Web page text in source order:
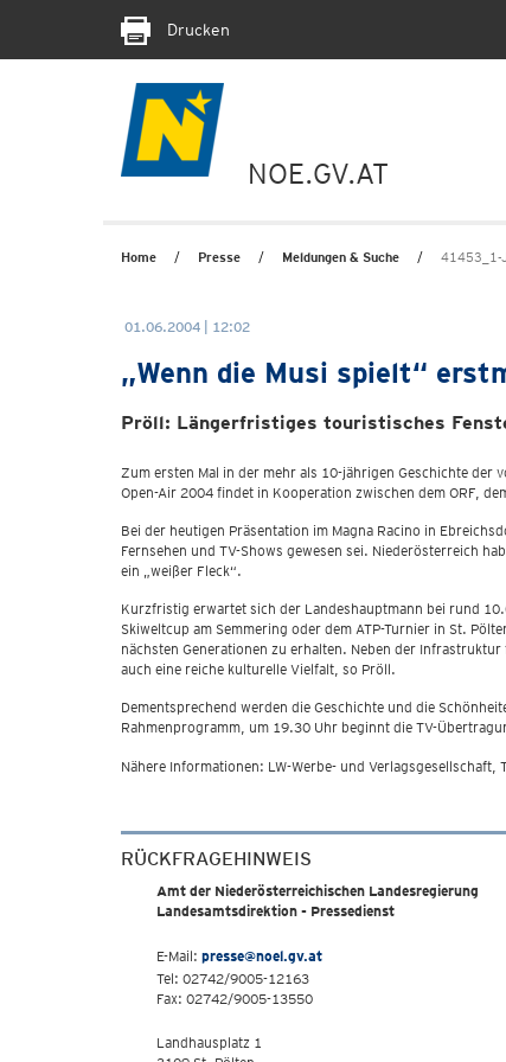
Drucken
NOE.GV.AT
Home Presse Meldungen & Suche 41453_1-
01.06.2004 | 12:02
„Wenn die Musi spielt“
Pröll: Längerfristiges touristisches
Zum ersten Mal in der mehr als 10-jährigen Geschichte der
Open-Air 2004 findet in Kooperation zwischen dem ORF,
Bei der heutigen Präsentation im Magna Racino in
Fernsehen und TV-Shows gewesen sei. Niederösterreich
ein „weißer Fleck“.
Kurzfristig erwartet sich der Landeshauptmann bei rund
Skiweltcup am Semmering oder dem ATP-Turnier in St.
nächsten Generationen zu erhalten. Neben der
auch eine reiche kulturelle Vielfalt, so Pröll.
Dementsprechend werden die Geschichte und die
Rahmenprogramm, um 19.30 Uhr beginnt die TV-
Nähere Informationen: LW-Werbe- und
RÜCKFRAGEHINWEIS
Amt der Niederösterreichischen Landesregierung
Landesamtsdirektion - Pressedienst
E-Mail: presse@noel.gv.at
Tel: 02742/9005-12163
Fax: 02742/9005-13550
Landhausplatz 1